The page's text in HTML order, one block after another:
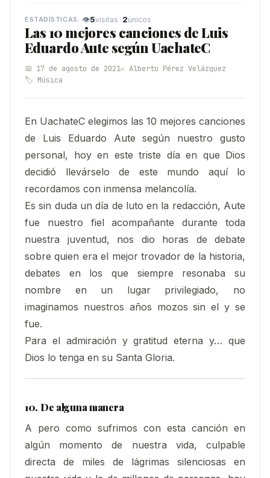
👁5visitas · 2únicos
Las 10 mejores canciones de Luis
Eduardo Aute según UachateC
📅 17 de agosto de 2021✍️ Alberto Pérez Velázquez
🏷️ Música
En UachateC elegimos las 10 mejores canciones
de Luis Eduardo Aute según nuestro gusto
personal, hoy en este triste día en que Dios
decidió llevárselo de este mundo aquí lo
recordamos con inmensa melancolía.
Es sin duda un día de luto en la redacción, Aute
fue nuestro fiel acompañante durante toda
nuestra juventud, nos dio horas de debate
sobre quien era el mejor trovador de la historia,
debates en los que siempre resonaba su
nombre en un lugar privilegiado, no
imaginamos nuestros años mozos sin el y se
fue.
Para el admiración y gratitud eterna y… que
Dios lo tenga en su Santa Gloria.
10. De alguna manera
A pero como sufrimos con esta canción en
algún momento de nuestra vida, culpable
directa de miles de lágrimas silenciosas en